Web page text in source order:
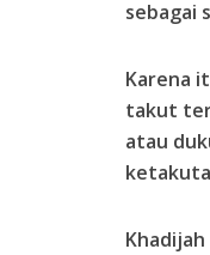
sebagai
Karena
takut
atau